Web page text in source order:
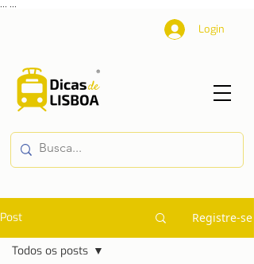
Login
Post Registre-se
Todos os posts